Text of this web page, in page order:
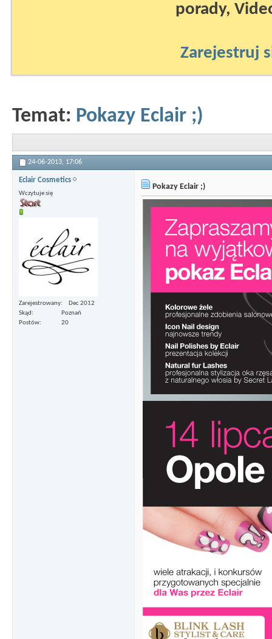
porady,
Zarejestruj
Temat: Pokazy Eclair ;)
24-06-2013, 17:06
Eclair Cosmetics
Wczytuje się
Zarejestrowany
Dec 2012
Skąd
Poznań
Postów
20
Pokazy Eclair ;)